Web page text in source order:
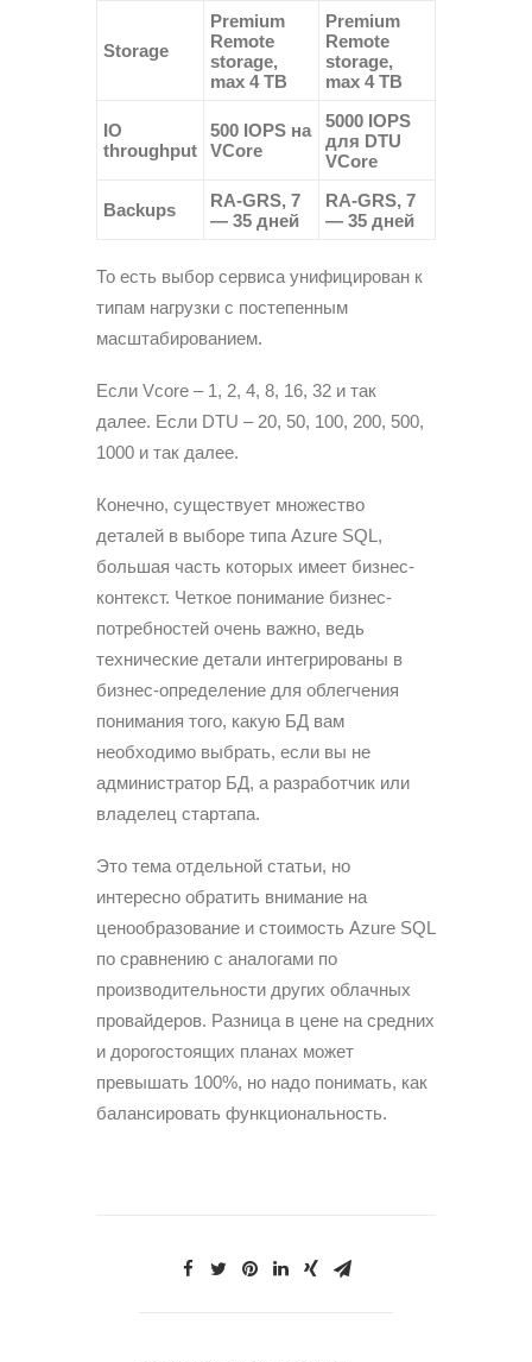
Storage
Premium
Remote
storage,
max 4 TB
Premium
Remote
storage,
max 4 TB
IO
throughput
500 IOPS на
VCore
5000 IOPS
для DTU
VCore
Backups
RA-GRS, 7
— 35 дней
RA-GRS, 7
— 35 дней
То есть выбор сервиса унифицирован к
типам нагрузки с постепенным
масштабированием.
Если Vcore – 1, 2, 4, 8, 16, 32 и так
далее. Если DTU – 20, 50, 100, 200, 500,
1000 и так далее.
Конечно, существует множество
деталей в выборе типа Azure SQL,
большая часть которых имеет бизнес-
контекст. Четкое понимание бизнес-
потребностей очень важно, ведь
технические детали интегрированы в
бизнес-определение для облегчения
понимания того, какую БД вам
необходимо выбрать, если вы не
администратор БД, а разработчик или
владелец стартапа.
Это тема отдельной статьи, но
интересно обратить внимание на
ценообразование и стоимость Azure SQL
по сравнению с аналогами по
производительности других облачных
провайдеров. Разница в цене на средних
и дорогостоящих планах может
превышать 100%, но надо понимать, как
балансировать функциональность.